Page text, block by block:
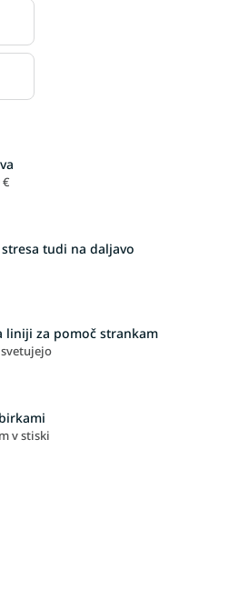
tudi na daljavo
liniji za pomoč strankam
v stiski